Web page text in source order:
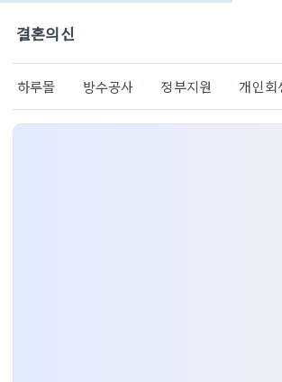
결혼의신
하루몰 방수공사 정부지원 개인회